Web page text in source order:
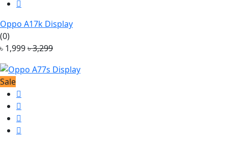
Oppo A17k Display
(0)
৳ 1,999৳ 3,299
Sale